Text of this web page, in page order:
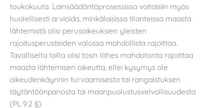
toukokuuta. Lainsäädäntöprosessissa voitaisiin myös
huolellisesti arvioida, minkälaisissa tilanteissa maasta
lähtemistä olisi perusoikeuksien yleisten
rajoitusperusteiden valossa mahdollista rajoittaa.
Tavallisella lailla olisi tosin lähes mahdotonta rajoittaa
maasta lähtemisen oikeutta, ellei kysymys ole
oikeudenkäynnin turvaamisesta tai rangaistuksen
täytäntöönpanosta tai maanpuolustusvelvollisuudesta
(PL 9.2 §).